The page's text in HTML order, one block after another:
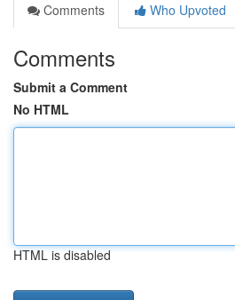
Comments
Who Upvoted
Comments
Submit a Comment
No HTML
HTML is disabled